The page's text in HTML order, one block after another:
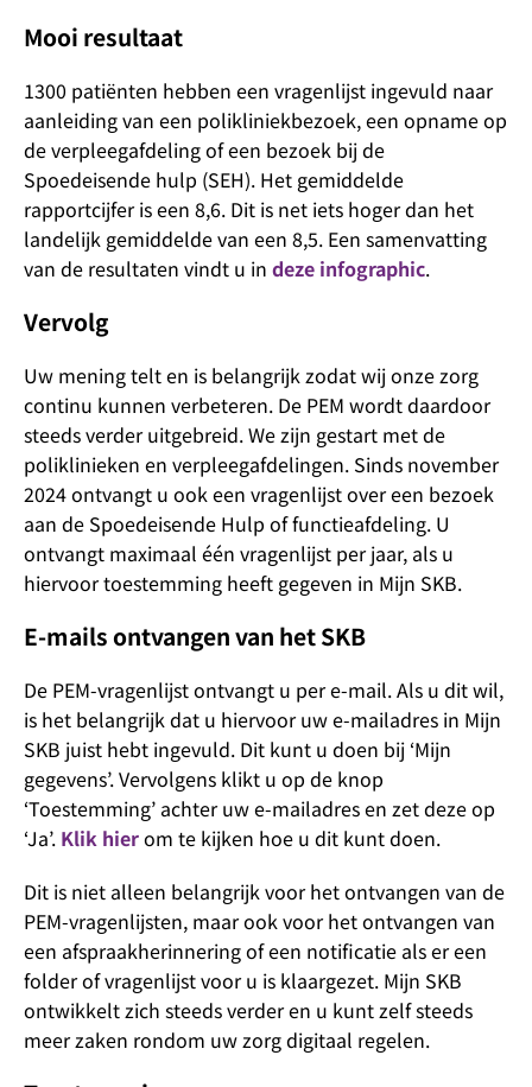
Mooi resultaat
1300 patiënten hebben een vragenlijst ingevuld naar
aanleiding van een polikliniekbezoek, een opname op
de verpleegafdeling of een bezoek bij de
Spoedeisende hulp (SEH). Het gemiddelde
rapportcijfer is een 8,6. Dit is net iets hoger dan het
landelijk gemiddelde van een 8,5. Een samenvatting
van de resultaten vindt u in deze infographic.
Vervolg
Uw mening telt en is belangrijk zodat wij onze zorg
continu kunnen verbeteren. De PEM wordt daardoor
steeds verder uitgebreid. We zijn gestart met de
poliklinieken en verpleegafdelingen. Sinds november
2024 ontvangt u ook een vragenlijst over een bezoek
aan de Spoedeisende Hulp of functieafdeling. U
ontvangt maximaal één vragenlijst per jaar, als u
hiervoor toestemming heeft gegeven in Mijn SKB.
E-mails ontvangen van het SKB
De PEM-vragenlijst ontvangt u per e-mail. Als u dit wil,
is het belangrijk dat u hiervoor uw e-mailadres in Mijn
SKB juist hebt ingevuld. Dit kunt u doen bij ‘Mijn
gegevens’. Vervolgens klikt u op de knop
‘Toestemming’ achter uw e-mailadres en zet deze op
‘Ja’. Klik hierom te kijken hoe u dit kunt doen.
Dit is niet alleen belangrijk voor het ontvangen van de
PEM-vragenlijsten, maar ook voor het ontvangen van
een afspraakherinnering of een notificatie als er een
folder of vragenlijst voor u is klaargezet. Mijn SKB
ontwikkelt zich steeds verder en u kunt zelf steeds
meer zaken rondom uw zorg digitaal regelen.